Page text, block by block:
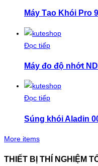
Máy Tạo Khói Pro
Đọc tiếp
Máy đo độ nhớt
Đọc tiếp
Súng khói Aladin
More items
THIẾT BỊ THÍ NGHIỆM